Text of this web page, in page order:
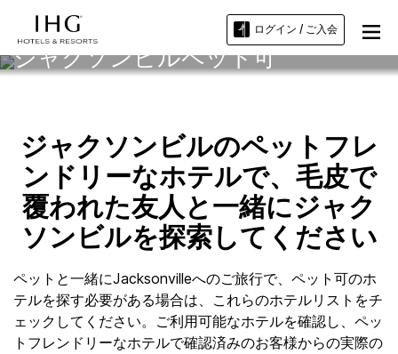
ログイン / ご入会
ジャクソンビルペット可
ジャクソンビルのペットフレ
ンドリーなホテルで、毛皮で
覆われた友人と一緒にジャク
ソンビルを探索してください
ペットと一緒にJacksonvilleへのご旅行で、ペット可のホ
テルを探す必要がある場合は、これらのホテルリストをチ
ェックしてください。ご利用可能なホテルを確認し、ペッ
トフレンドリーなホテルで確認済みのお客様からの実際の